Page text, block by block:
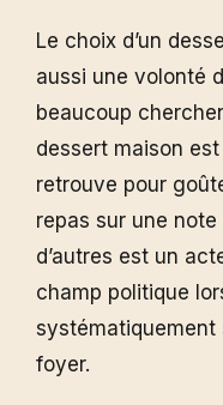
Le choix d’un
aussi une volonté
beaucoup
dessert maison
retrouve pour
repas sur une
d’autres est un
champ politique
systématiquement
foyer.